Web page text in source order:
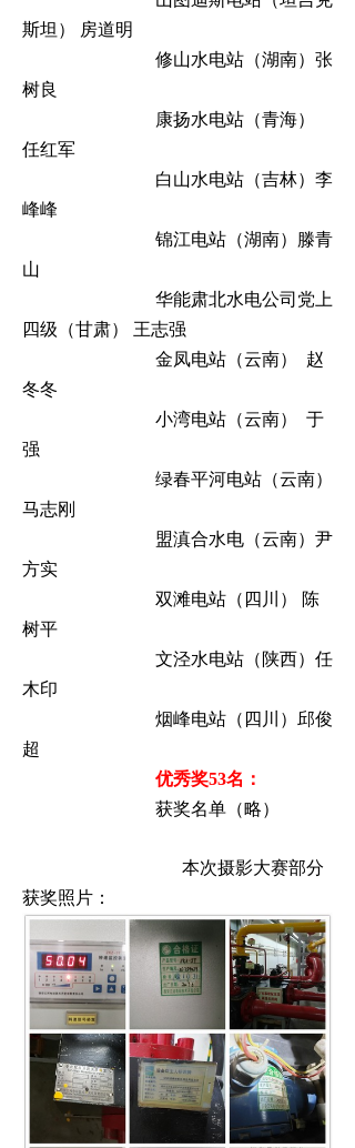
斯坦）
房道明
修山水电站（湖南）张
树良
康扬水电站（青海）
任红军
白山水电站（吉林）李
峰峰
锦江电站（湖南）滕青
山
华能肃北水电公司党上
四级（甘肃）
王志强
金凤电站（云南）
赵
冬冬
小湾电站（云南）
于
强
绿春平河电站（云南）
马志刚
盟滇合水电（云南）尹
方实
双滩电站（四川）
陈
树平
文泾水电站（陕西）任
木印
烟峰电站（四川）邱俊
超
优秀奖53名：
获奖名单（略）
本次摄影大赛部分
获奖照片：